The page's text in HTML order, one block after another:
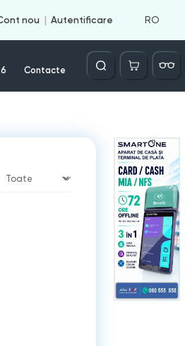
nou Autentificare RO
Contacte
Căutare